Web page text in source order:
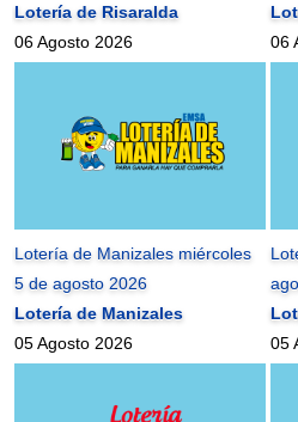
Lotería de Risaralda
06 Agosto 2026
06
Lotería de Manizales miércoles
5 de agosto 2026
Lotería de Manizales
05 Agosto 2026
05